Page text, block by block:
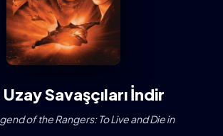
Savaşçıları İndir
of the Rangers: To Live and Die in